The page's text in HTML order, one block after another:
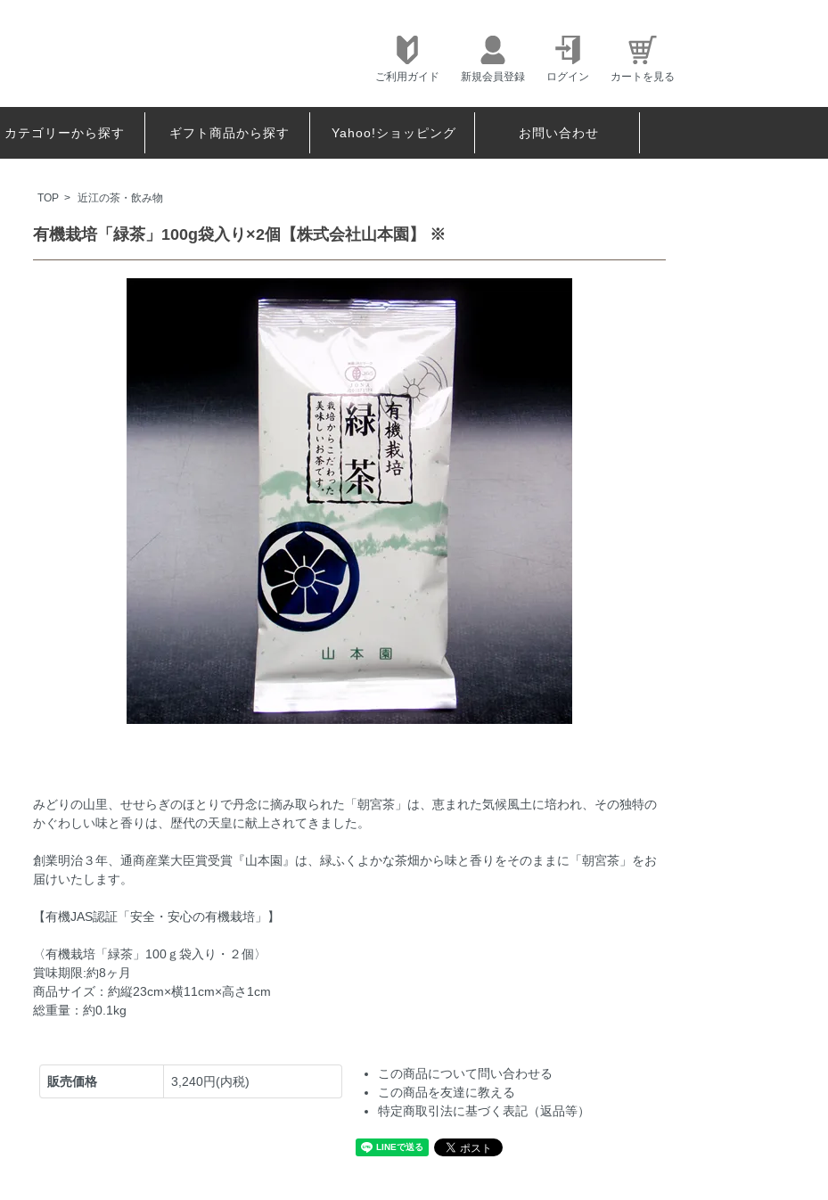
ご利用ガイド 新規会員登録 ログイン カートを見る
カテゴリーから探す ギフト商品から探す Yahoo!ショッピング お問い合わせ
TOP > 近江の茶・飲み物
有機栽培「緑茶」100g袋入り×2個【株式会社山本園】 ※
みどりの山里、せせらぎのほとりで丹念に摘み取られた「朝宮茶」は、恵まれた気候風土に培われ、その独特の
かぐわしい味と香りは、歴代の天皇に献上されてきました。
創業明治３年、通商産業大臣賞受賞『山本園』は、緑ふくよかな茶畑から味と香りをそのままに「朝宮茶」をお
届けいたします。
【有機JAS認証「安全・安心の有機栽培」】
〈有機栽培「緑茶」100ｇ袋入り・２個〉
賞味期限:約8ヶ月
商品サイズ：約縦23cm×横11cm×高さ1cm
総重量：約0.1kg
販売価格 3,240円(内税)
この商品について問い合わせる
この商品を友達に教える
特定商取引法に基づく表記（返品等）